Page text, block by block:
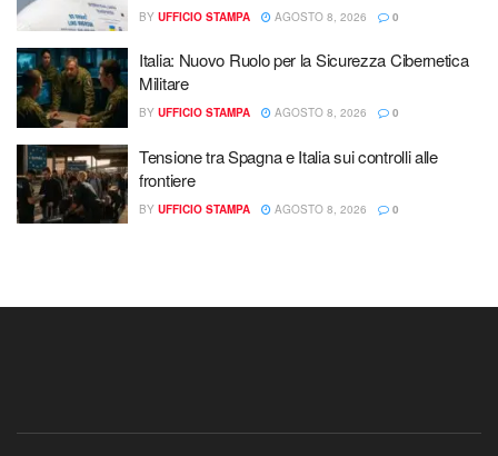
BY UFFICIO STAMPA AGOSTO 8, 2026 0
Italia: Nuovo Ruolo per la Sicurezza Cibernetica
Militare
BY UFFICIO STAMPA AGOSTO 8, 2026 0
Tensione tra Spagna e Italia sui controlli alle
frontiere
BY UFFICIO STAMPA AGOSTO 8, 2026 0